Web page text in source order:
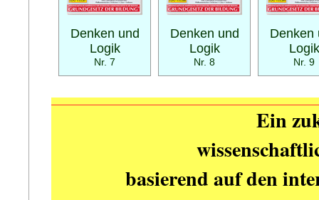
Denken und
Logik
Nr. 7
Denken und
Logik
Nr. 8
Denken
Logik
Nr. 9
Ein
basierend auf den